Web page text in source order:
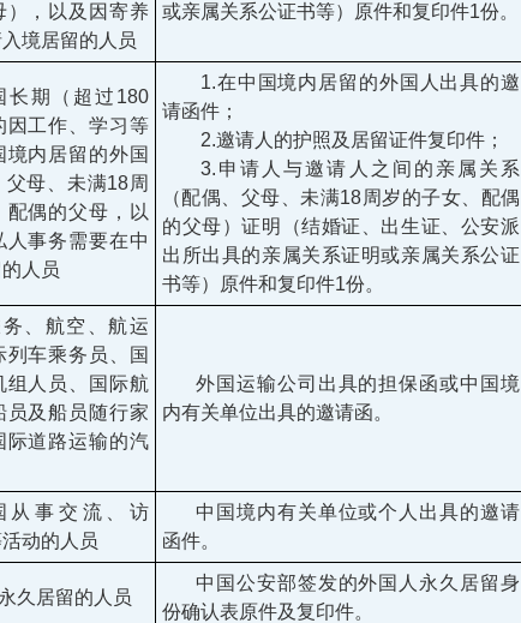
），以及因寄养
境居留的人员
或亲属关系公证书等）原件和复印件1份。
长期（超过180
因工作、学习等
境内居留的外国
父母、未满18周
配偶的父母，以
人事务需要在中
人员
1.在中国境内居留的外国人出具的邀
请函件；
2.邀请人的护照及居留证件复印件；
3.申请人与邀请人之间的亲属关系
（配偶、父母、未满18周岁的子女、配偶
的父母）证明（结婚证、出生证、公安派
出所出具的亲属关系证明或亲属关系公证
书等）原件和复印件1份。
、航空、航运
列车乘务员、国
组人员、国际航
员及船员随行家
际道路运输的汽
外国运输公司出具的担保函或中国境
内有关单位出具的邀请函。
从事交流、访
动的人员
中国境内有关单位或个人出具的邀请
函件。
久居留的人员
中国公安部签发的外国人永久居留身
份确认表原件及复印件。